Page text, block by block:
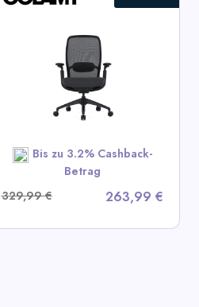
Bis zu 3.2% Cashback-
Betrag
329,99 €
263,99 €